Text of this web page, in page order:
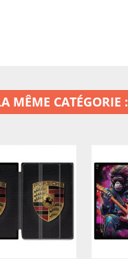
MÊME CATÉGORIE :